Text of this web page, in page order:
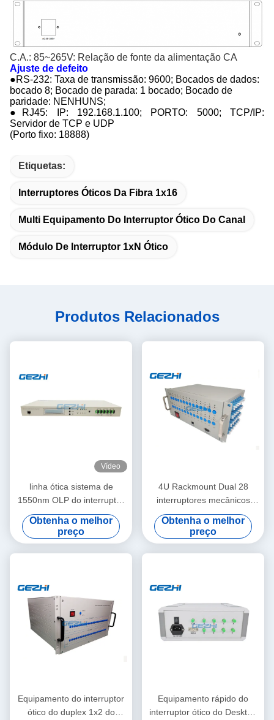
C.A.: 85~265V: Relação de fonte da alimentação CA
Ajuste de defeito
●RS-232: Taxa de transmissão: 9600; Bocados de dados:
bocado 8; Bocado de parada: 1 bocado; Bocado de
paridade: NENHUNS;
●RJ45: IP: 192.168.1.100; PORTO: 5000; TCP/IP:
Servidor de TCP e UDP
(Porto fixo: 18888)
Etiquetas:
Interruptores Óticos Da Fibra 1x16
Multi Equipamento Do Interruptor Ótico Do Canal
Módulo De Interruptor 1xN Ótico
Produtos Relacionados
Vídeo
linha ótica sistema de
1550nm OLP do interruptor
da proteção
Obtenha o melhor
preço
4U Rackmount Dual 28
interruptores mecânicos
Opto de Pieaces 2x4
Obtenha o melhor
preço
Equipamento do interruptor
ótico do duplex 1x2 do
Equipamento rápido do
interruptor ótico do Desktop